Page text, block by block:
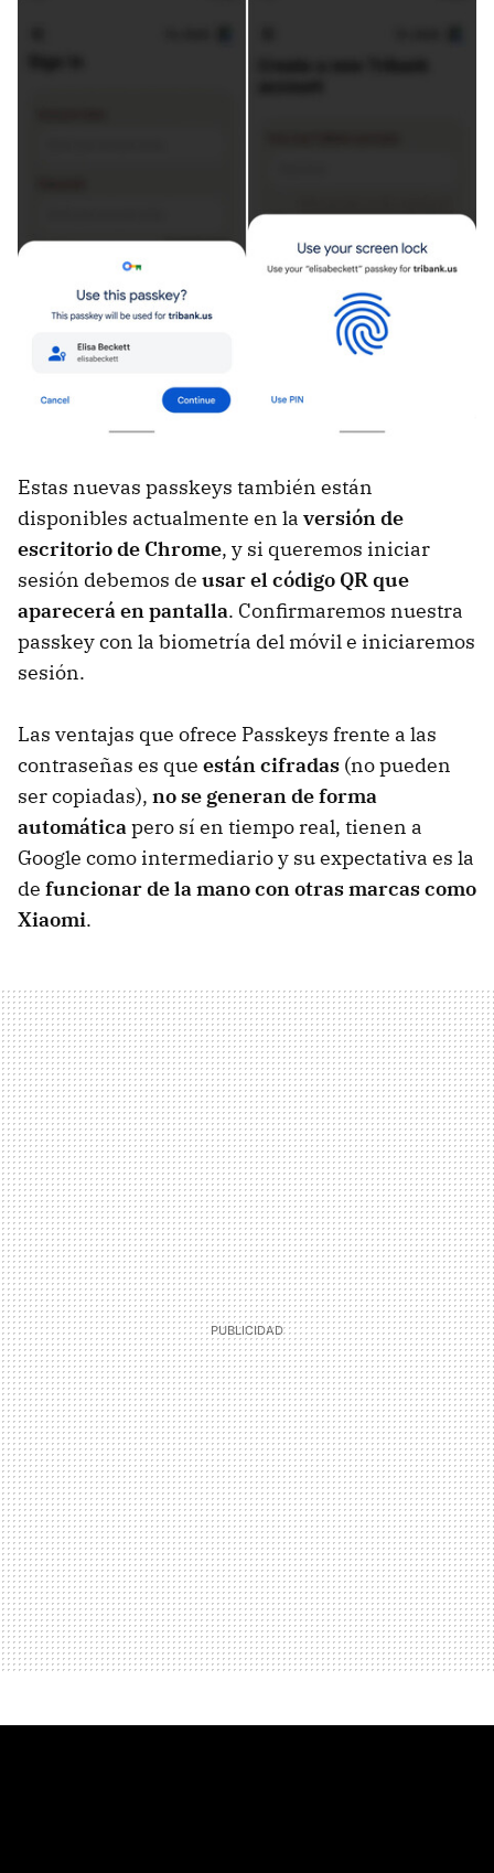
Estas nuevas passkeys también están
disponibles actualmente en la versión de
escritorio de Chrome, y si queremos iniciar
sesión debemos de usar el código QR que
aparecerá en pantalla. Confirmaremos nuestra
passkey con la biometría del móvil e iniciaremos
sesión.
Las ventajas que ofrece Passkeys frente a las
contraseñas es que están cifradas (no pueden
ser copiadas), no se generan de forma
automáticapero sí en tiempo real, tienen a
Google como intermediario y su expectativa es la
de funcionar de la mano con otras marcas como
Xiaomi.